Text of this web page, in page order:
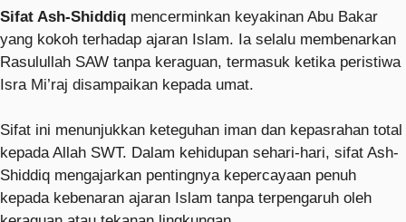
Sifat Ash-Shiddiq mencerminkan keyakinan Abu Bakar
yang kokoh terhadap ajaran Islam. Ia selalu membenarkan
Rasulullah SAW tanpa keraguan, termasuk ketika peristiwa
Isra Mi’raj disampaikan kepada umat.
Sifat ini menunjukkan keteguhan iman dan kepasrahan total
kepada Allah SWT. Dalam kehidupan sehari-hari, sifat Ash-
Shiddiq mengajarkan pentingnya kepercayaan penuh
kepada kebenaran ajaran Islam tanpa terpengaruh oleh